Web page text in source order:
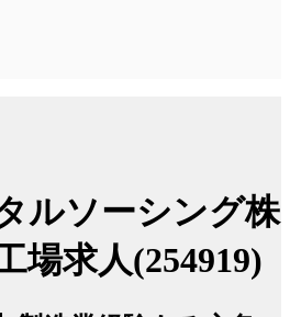
ルソーシング株
場求人(254919)